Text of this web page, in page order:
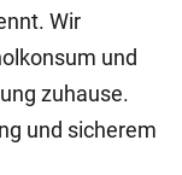
Wir
und
zuhause.
und sicherem